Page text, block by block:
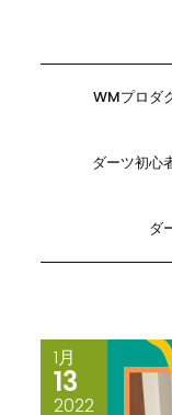
WMプロダ
ダーツ初心
ダ
1月
13
2022